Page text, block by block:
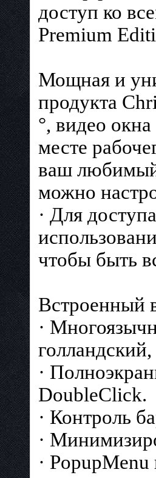
доступ ко
Premium
Мощная и
продукта
°, видео
месте
ваш любимый
можно
· Для
чтобы быть
Встроенный
·
·
DoubleClick.
· Контроль
·
·